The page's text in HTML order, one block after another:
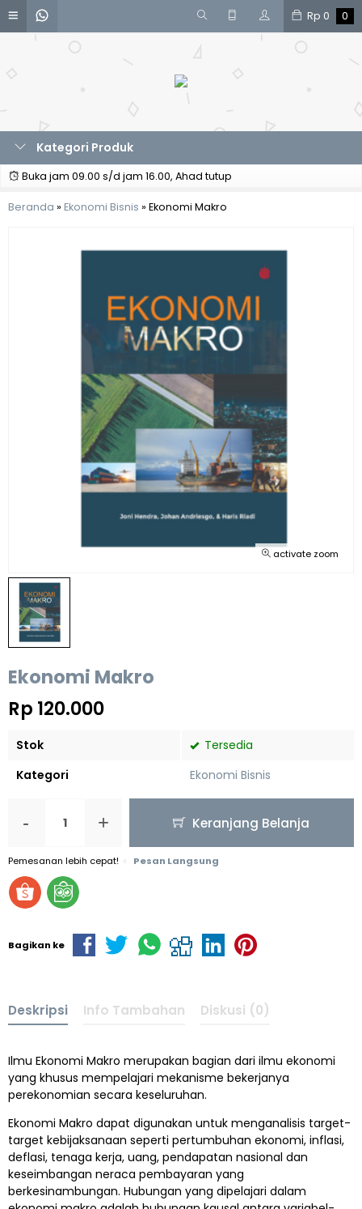
Rp 0 0
Kategori Produk
Buka jam 09.00 s/d jam 16.00, Ahad tutup
Beranda » Ekonomi Bisnis » Ekonomi Makro
activate zoom
Ekonomi Makro
Rp 120.000
Stok
Tersedia
Kategori
Ekonomi Bisnis
- + Keranjang Belanja
Pemesanan lebih cepat! Pesan Langsung
Bagikan ke
Deskripsi Info Tambahan Diskusi (0)
Ilmu Ekonomi Makro merupakan bagian dari ilmu ekonomi
yang khusus mempelajari mekanisme bekerjanya
perekonomian secara keseluruhan.
Ekonomi Makro dapat digunakan untuk menganalisis target-
target kebijaksanaan seperti pertumbuhan ekonomi, inflasi,
deflasi, tenaga kerja, uang, pendapatan nasional dan
keseimbangan neraca pembayaran yang
berkesinambungan. Hubungan yang dipelajari dalam